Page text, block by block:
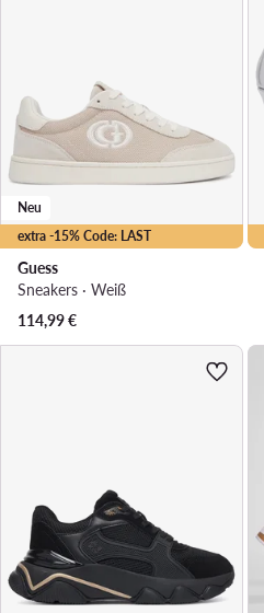
extra -15% Code: LAST
Neu
Guess
Sneakers · Weiß
114,99€